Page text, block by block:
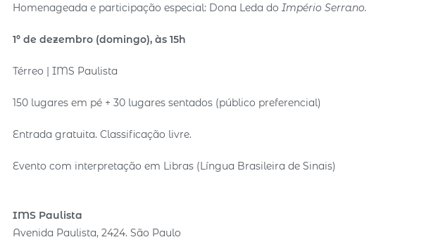
Homenageada e participação especial: Dona Leda doImpério Serrano.
1º de dezembro (domingo), às 15h
Térreo | IMS Paulista
150 lugares em pé + 30 lugares sentados (público preferencial)
Entrada gratuita. Classificação livre.
Evento com interpretação em Libras (Língua Brasileira de Sinais)
IMS Paulista
Avenida Paulista, 2424. São Paulo